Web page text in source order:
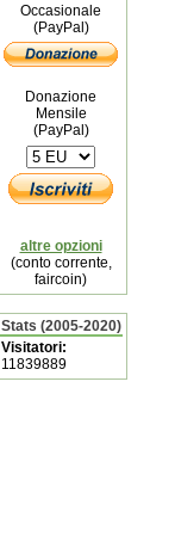
Occasionale
(PayPal)
Donazione
Mensile
(PayPal)
altre opzioni
(conto corrente,
faircoin)
Stats (2005-2020)
Visitatori:
11839889